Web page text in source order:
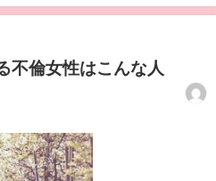
不倫女性はこんな人